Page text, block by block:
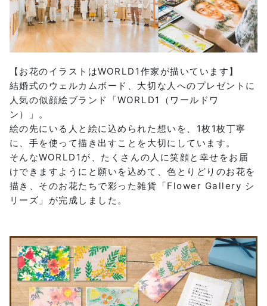
【お花のイラストはWORLD1作家が描いています】
結婚式のウェルカムボード、大切な人へのプレゼントに
人気の似顔絵ブランド「WORLD1（ワールドワ
ン）」。
絵の先にいる人と絵に込められた想いを、1枚1枚丁寧
に、手を使って描き出すことを大切にしています。
そんなWORLD1が、たくさんの人に笑顔と幸せをお届
けできますようにと願いを込めて、色とりどりのお花を
描き、そのお花たちで彩った雑貨「Flower Gallery シ
リーズ」が完成しました。